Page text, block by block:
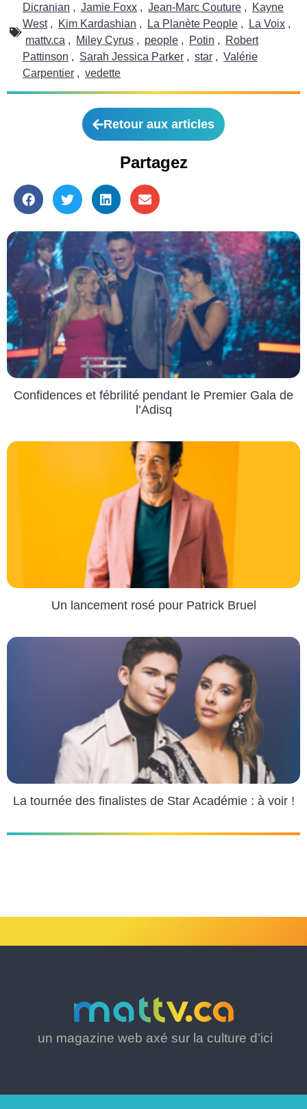
Dicranian , Jamie Foxx , Jean-Marc Couture ,
Kayne
West , Kim Kardashian , La Planète People , La Voix ,
mattv.ca , Miley Cyrus , people , Potin ,
Robert
Pattinson , Sarah Jessica Parker , star , Valérie
Carpentier , vedette
Retour aux articles
Partagez
Confidences et fébrilité pendant le Premier Gala de
l’Adisq
Un lancement rosé pour Patrick Bruel
La tournée des finalistes de Star Académie : à voir !
un magazine web axé sur la culture d’ici